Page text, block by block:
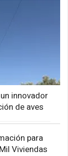
innovador
de aves
para
Viviendas